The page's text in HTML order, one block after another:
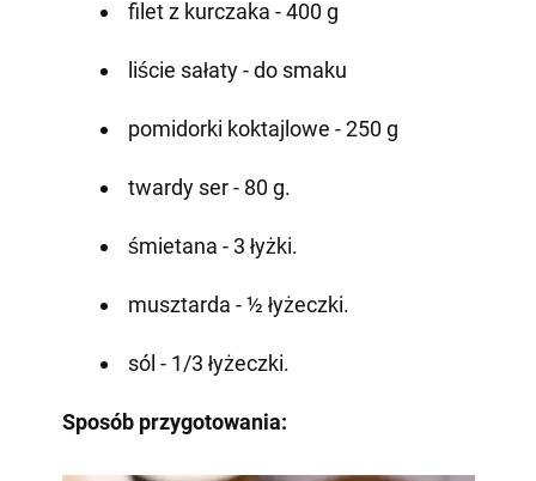
filet z kurczaka - 400 g
liście sałaty - do smaku
pomidorki koktajlowe - 250 g
twardy ser - 80 g.
śmietana - 3 łyżki.
musztarda - ½ łyżeczki.
sól - 1/3 łyżeczki.
Sposób przygotowania: